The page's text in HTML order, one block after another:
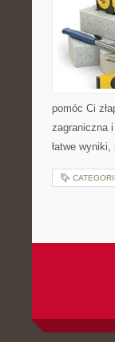
pomóc Ci
zagraniczna
łatwe